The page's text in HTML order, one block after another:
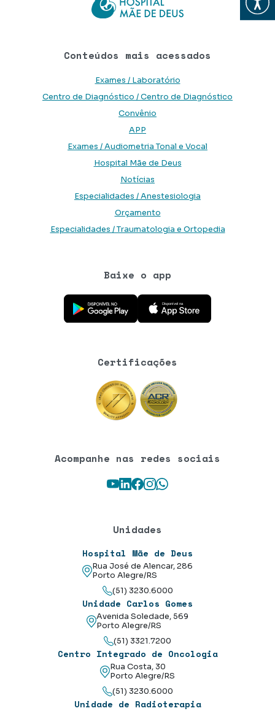
Conteúdos mais acessados
Exames / Laboratório
Centro de Diagnóstico / Centro de Diagnóstico
Convênio
APP
Exames / Audiometria Tonal e Vocal
Hospital Mãe de Deus
Notícias
Especialidades / Anestesiologia
Orçamento
Especialidades / Traumatologia e Ortopedia
Baixe o app
Baixe o aplicativo na Google Play Store
Baixe o aplicativo na App Store
Certificações
Acompanhe nas redes sociais
Youtube
LinkedIn
Facebook
Instagram
WhatsApp
Unidades
Hospital Mãe de Deus
Rua José de Alencar, 286
Porto Alegre/RS
(51) 3230.6000
Unidade Carlos Gomes
Avenida Soledade, 569
Porto Alegre/RS
(51) 3321.7200
Centro Integrado de Oncologia
Rua Costa, 30
Porto Alegre/RS
(51) 3230.6000
Unidade de Radioterapia